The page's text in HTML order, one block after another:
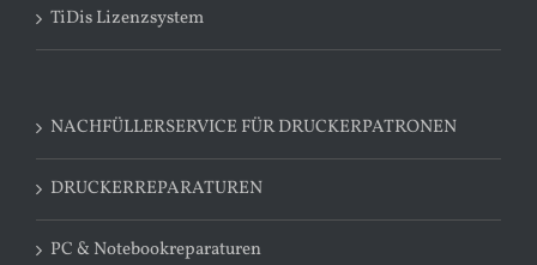
TiDis Lizenzsystem
NACHFÜLLERSERVICE FÜR DRUCKERPATRONEN
DRUCKERREPARATUREN
PC & Notebookreparaturen